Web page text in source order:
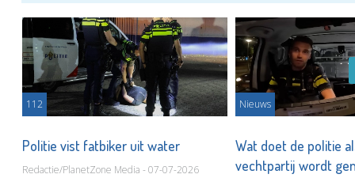
112
Politie vist fatbiker uit water
Redactie/PlanetZone Media - 07-07-2026
Nieuws
Wat doet de politie
vechtpartij wordt